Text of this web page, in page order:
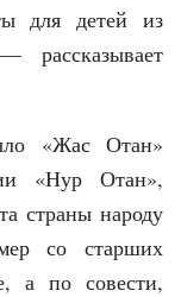
для детей из
рассказывает
«Жас Отан»
«Нур Отан»,
страны народу
со старших
а по совести,